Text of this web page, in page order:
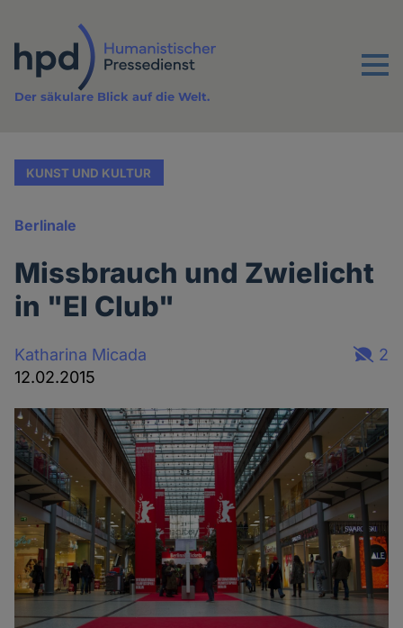
Inhalt
Menu
Der säkulare Blick auf die Welt.
KUNST UND KULTUR
Berlinale
Missbrauch und Zwielicht
in "El Club"
Katharina Micada
12.02.2015
2